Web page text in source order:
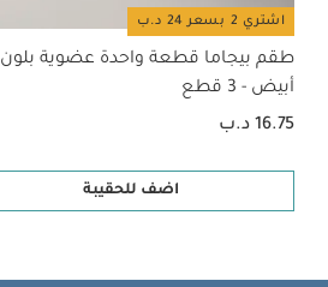
اشتري 2 بسعر 24 د.ب
طقم بيجاما قطعة واحدة عضوية بلون
أبيض - 3 قطع
16.75 د.ب
اضف للحقيبة